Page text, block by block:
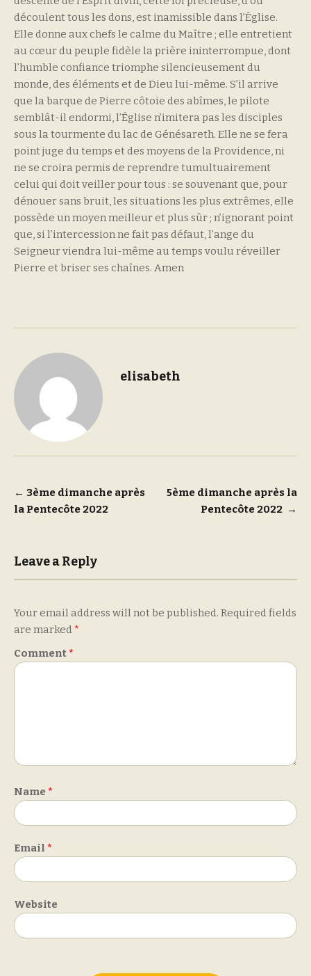
découlent tous les dons, est inamissible dans l’Église.
Elle donne aux chefs le calme du Maître ; elle entretient
au cœur du peuple fidèle la prière ininterrompue, dont
l’humble confiance triomphe silencieusement du
monde, des éléments et de Dieu lui-même. S’il arrive
que la barque de Pierre côtoie des abîmes, le pilote
semblât-il endormi, l’Église n’imitera pas les disciples
sous la tourmente du lac de Génésareth. Elle ne se fera
point juge du temps et des moyens de la Providence, ni
ne se croira permis de reprendre tumultuairement
celui qui doit veiller pour tous : se souvenant que, pour
dénouer sans bruit, les situations les plus extrêmes, elle
possède un moyen meilleur et plus sûr ; n’ignorant point
que, si l’intercession ne fait pas défaut, l’ange du
Seigneur viendra lui-même au temps voulu réveiller
Pierre et briser ses chaînes. Amen
elisabeth
Post
navigation
← 3ème dimanche après
la Pentecôte 2022
5ème dimanche après la
Pentecôte 2022 →
Leave a Reply
Your email address will not be published. Required fields
are marked *
Comment *
Name *
Email *
Website